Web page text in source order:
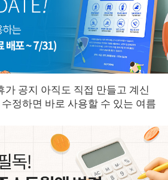
가 공지 아직도 직접 만들고 계신
정하면 바로 사용할 수 있는 여름